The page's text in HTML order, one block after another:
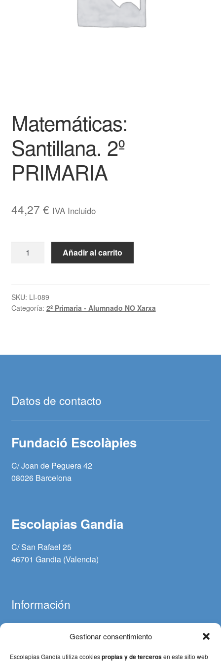
Gestionar consentimiento
Escolapias Gandía utiliza cookiespropias y de tercerosen este sitio web
Matemáticas:
Santillana. 2º
PRIMARIA
44,27 € IVA Incluido
cantidad
Añadir al carrito
SKU: LI-089
Categoría: 2º Primaria - Alumnado NO Xarxa
Datos de contacto
Fundació Escolàpies
C/ Joan de Peguera 42
08026 Barcelona
Escolapias Gandia
C/ San Rafael 25
46701 Gandia (Valencia)
Información
Política de cookies